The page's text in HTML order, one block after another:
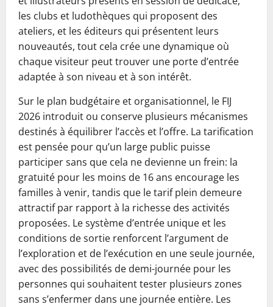
les clubs et ludothèques qui proposent des
ateliers, et les éditeurs qui présentent leurs
nouveautés, tout cela crée une dynamique où
chaque visiteur peut trouver une porte d’entrée
adaptée à son niveau et à son intérêt.
Sur le plan budgétaire et organisationnel, le FIJ
2026 introduit ou conserve plusieurs mécanismes
destinés à équilibrer l’accès et l’offre. La tarification
est pensée pour qu’un large public puisse
participer sans que cela ne devienne un frein: la
gratuité pour les moins de 16 ans encourage les
familles à venir, tandis que le tarif plein demeure
attractif par rapport à la richesse des activités
proposées. Le système d’entrée unique et les
conditions de sortie renforcent l’argument de
l’exploration et de l’exécution en une seule journée,
avec des possibilités de demi-journée pour les
personnes qui souhaitent tester plusieurs zones
sans s’enfermer dans une journée entière. Les